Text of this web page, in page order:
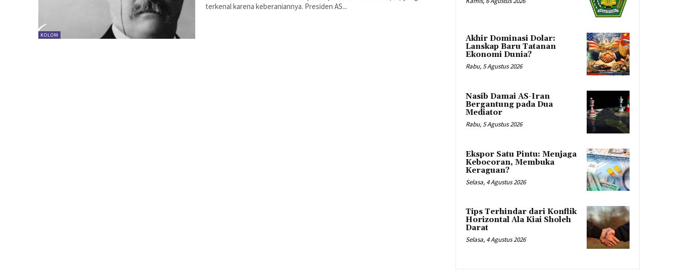
KOLOM
terkenal karena keberaniannya. Presiden AS...
Akhir Dominasi Dolar:
Lanskap Baru Tatanan
Ekonomi Dunia?
Rabu, 5 Agustus 2026
Nasib Damai AS-Iran
Bergantung pada Dua
Mediator
Rabu, 5 Agustus 2026
Ekspor Satu Pintu: Menjaga
Kebocoran, Membuka
Keraguan?
Selasa, 4 Agustus 2026
Tips Terhindar dari Konflik
Horizontal Ala Kiai Sholeh
Darat
Selasa, 4 Agustus 2026